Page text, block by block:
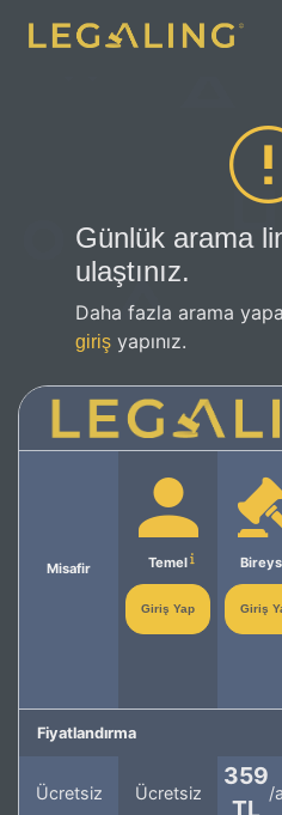
Günlük arama
ulaştınız.
Daha fazla arama
giriş yapınız.
Misafir Temel
Giriş Yap Giriş
Fiyatlandırma
Ücretsiz Ücretsiz
359
TL
/